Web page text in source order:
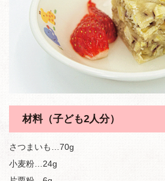
材料（子ども2人分）
さつまいも…70g
小麦粉…24g